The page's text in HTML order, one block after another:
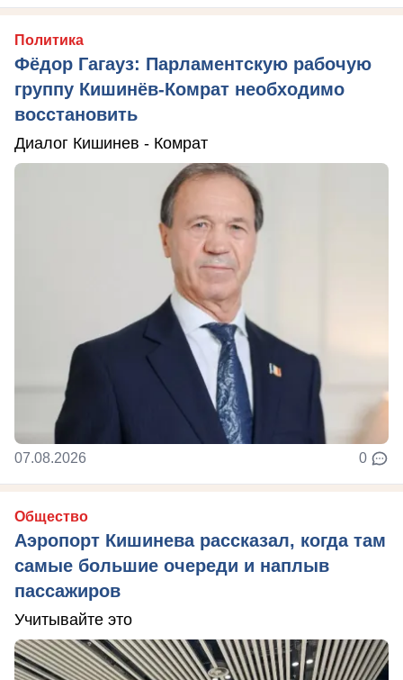
Политика
Фёдор Гагауз: Парламентскую рабочую
группу Кишинёв-Комрат необходимо
восстановить
Диалог Кишинев - Комрат
07.08.2026 0
Общество
Аэропорт Кишинева рассказал, когда там
самые большие очереди и наплыв
пассажиров
Учитывайте это